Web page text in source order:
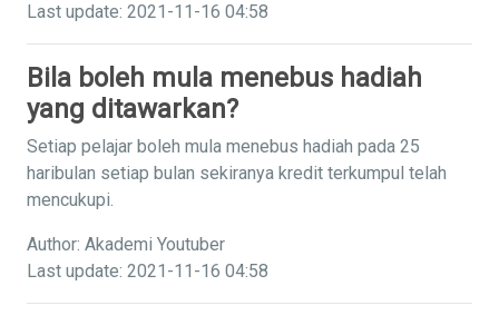
Last update: 2021-11-16 04:58
Bila boleh mula menebus hadiah
yang ditawarkan?
Setiap pelajar boleh mula menebus hadiah pada 25
haribulan setiap bulan sekiranya kredit terkumpul telah
mencukupi.
Author: Akademi Youtuber
Last update: 2021-11-16 04:58